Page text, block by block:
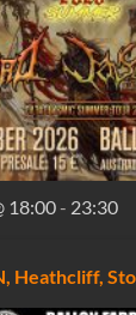
18:00- 23:30
Heathcliff,